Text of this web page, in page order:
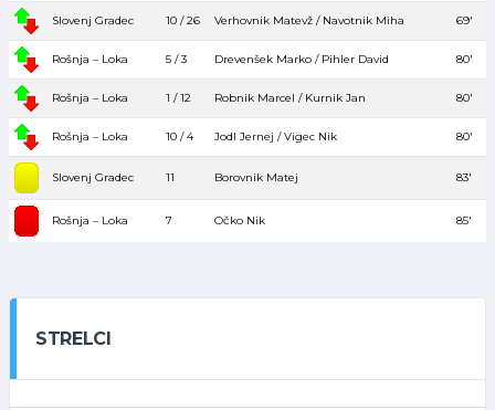
Slovenj Gradec 10 / 26 Verhovnik Matevž / Navotnik Miha 69′
Rošnja – Loka 5 / 3 Drevenšek Marko / Pihler David 80′
Rošnja – Loka 1 / 12 Robnik Marcel / Kurnik Jan 80′
Rošnja – Loka 10 / 4 Jodl Jernej / Vigec Nik 80′
Slovenj Gradec 11 Borovnik Matej 83′
Rošnja – Loka 7 Očko Nik 85′
STRELCI